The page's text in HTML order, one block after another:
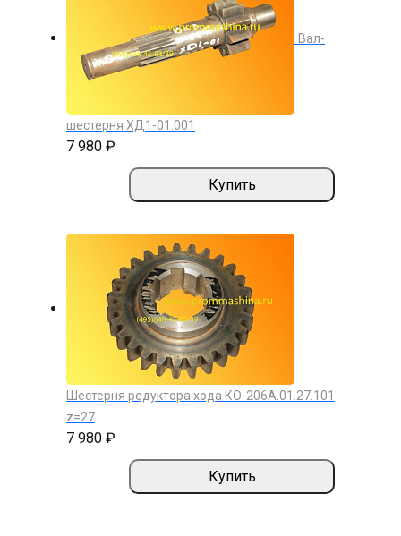
Вал-
шестерня ХД1-01.001
7 980 ₽
Купить
Шестерня редуктора хода КО-206А.01.27.101
z=27
7 980 ₽
Купить